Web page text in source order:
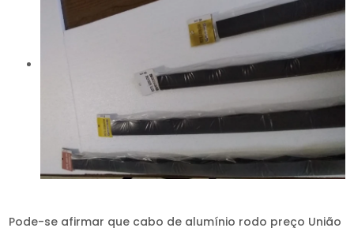
Pode-se afirmar que cabo de alumínio rodo preço União